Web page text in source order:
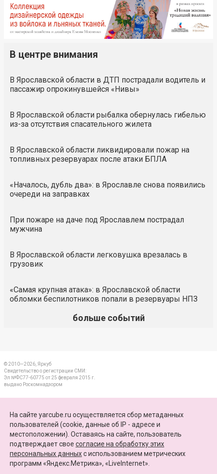
В центре внимания
В Ярославской области в ДТП пострадали водитель и
пассажир опрокинувшейся «Нивы»
В Ярославской области рыбалка обернулась гибелью
из-за отсутствия спасательного жилета
В Ярославской области ликвидировали пожар на
топливных резервуарах после атаки БПЛА
«Началось, дубль два»: в Ярославле снова появились
очереди на заправках
При пожаре на даче под Ярославлем пострадал
мужчина
В Ярославской области легковушка врезалась в
грузовик
«Самая крупная атака»: в Ярославской области
обломки беспилотников попали в резервуары НПЗ
больше событий
© 2010—2026, Яркуб
Свидетельство о регистрации СМИ:
Эл №ФС77-60775 от 25 февраля 2015 г.
выдано Роскомнадзором
ПАРТНЕРЫ
КАРТА САЙТА
+7 (4852) 64-15-52
На сайте yarcube.ru осуществляется сбор метаданных
пользователей (cookie, данные об IP - адресе и
местоположении). Оставаясь на сайте, пользователь
подтверждает свое согласие на обработку этих
персональных данныхc использованием метрических
программ «Яндекс.Метрика», «LiveInternet».